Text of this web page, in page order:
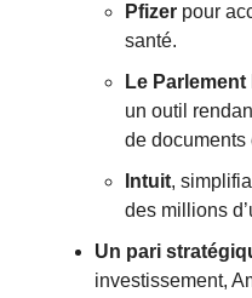
Pfizer pour
santé.
Le
un outil
de documents
Intuit,
des millions
Un pari
investissement,